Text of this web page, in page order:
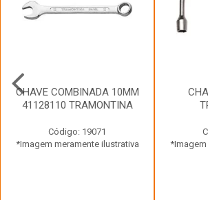
CHAVE COMBINADA 10MM
41128110 TRAMONTINA
Código: 19071
*Imagem meramente ilustrativa
*Imagem